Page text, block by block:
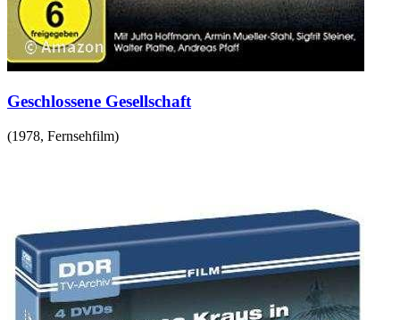
Geschlossene Gesellschaft
(1978, Fernsehfilm)